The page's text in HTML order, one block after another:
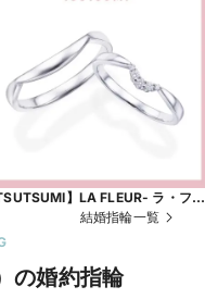
TSUTSUMI】LA FLEUR- ラ・フ
結婚指輪一覧
の婚約指輪